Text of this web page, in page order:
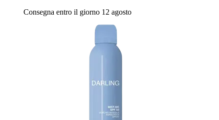
Consegna entro il giorno 12 agosto